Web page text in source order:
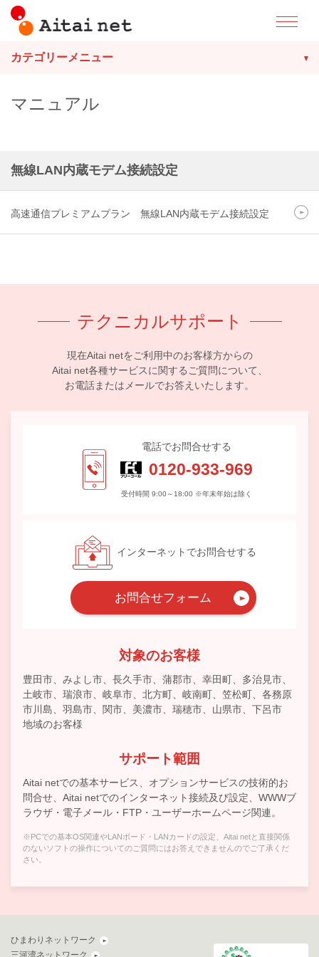
カテゴリーメニュー
マニュアル
無線LAN内蔵モデム接続設定
高速通信プレミアムプラン 無線LAN内蔵モデム接続設定
テクニカルサポート
現在Aitai netをご利用中のお客様方からの
Aitai net各種サービスに関するご質問について、
お電話またはメールでお答えいたします。
電話でお問合せする
0120-933-969
受付時間 9:00～18:00 ※年末年始は除く
インターネットでお問合せする
お問合せフォーム
対象のお客様
豊田市、みよし市、長久手市、蒲郡市、幸田町、多治見市、
土岐市、瑞浪市、岐阜市、北方町、岐南町、笠松町、各務原
市川島、羽島市、関市、美濃市、瑞穂市、山県市、下呂市
地域のお客様
サポート範囲
Aitai netでの基本サービス、オプションサービスの技術的お
問合せ、Aitai netでのインターネット接続及び設定、WWWブ
ラウザ・電子メール・FTP・ユーザーホームページ関連。
※PCでの基本OS関連やLANボード・LANカードの設定、Aitai netと直接関係
のないソフトの操作についてのご質問にはお答えできませんのでご了承くだ
さい。
ひまわりネットワーク
三河湾ネットワーク